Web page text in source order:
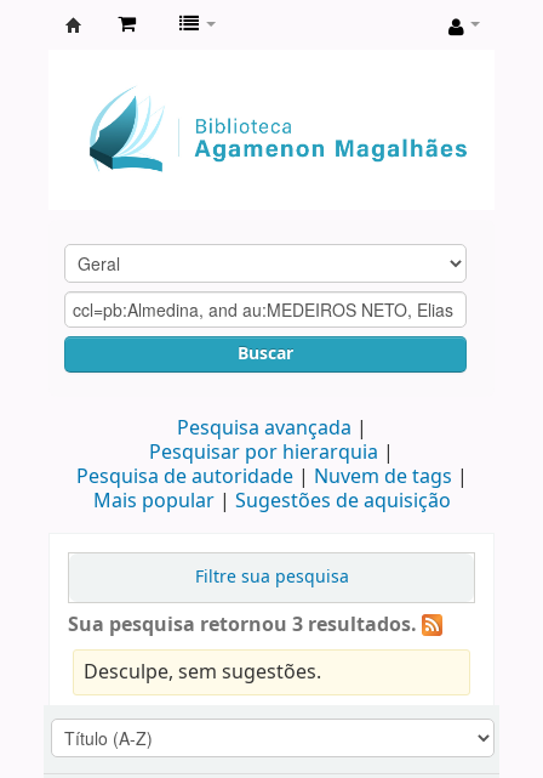
Agamenon
Magalhães
Buscar
Pesquisa avançada
Pesquisar por hierarquia
Pesquisa de autoridade
Nuvem de tags
Mais popular
Sugestões de aquisição
Filtre sua pesquisa
Sua pesquisa retornou 3 resultados.
Desculpe, sem sugestões.